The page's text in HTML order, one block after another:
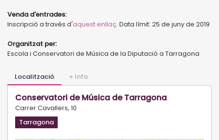
Venda d'entrades:
Inscripció a través d'aquest enllaç. Data límit: 25 de juny de 2019
Organitzat per:
Escola i Conservatori de Música de la Diputació a Tarragona
Localització + Info
Conservatori de Música de Tarragona
Carrer Cavallers, 10
Tarragona